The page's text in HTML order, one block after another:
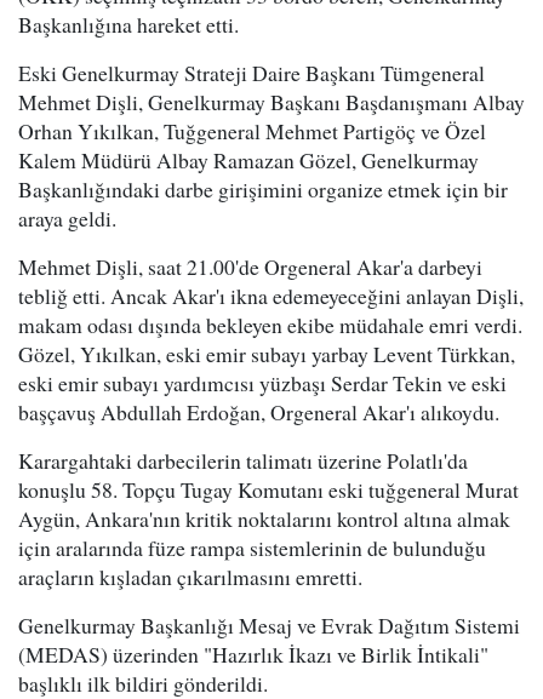
Başkanlığına hareket etti.
Eski Genelkurmay Strateji Daire Başkanı Tümgeneral
Mehmet Dişli, Genelkurmay Başkanı Başdanışmanı Albay
Orhan Yıkılkan, Tuğgeneral Mehmet Partigöç ve Özel
Kalem Müdürü Albay Ramazan Gözel, Genelkurmay
Başkanlığındaki darbe girişimini organize etmek için bir
araya geldi.
Mehmet Dişli, saat 21.00'de Orgeneral Akar'a darbeyi
tebliğ etti. Ancak Akar'ı ikna edemeyeceğini anlayan Dişli,
makam odası dışında bekleyen ekibe müdahale emri verdi.
Gözel, Yıkılkan, eski emir subayı yarbay Levent Türkkan,
eski emir subayı yardımcısı yüzbaşı Serdar Tekin ve eski
başçavuş Abdullah Erdoğan, Orgeneral Akar'ı alıkoydu.
Karargahtaki darbecilerin talimatı üzerine Polatlı'da
konuşlu 58. Topçu Tugay Komutanı eski tuğgeneral Murat
Aygün, Ankara'nın kritik noktalarını kontrol altına almak
için aralarında füze rampa sistemlerinin de bulunduğu
araçların kışladan çıkarılmasını emretti.
Genelkurmay Başkanlığı Mesaj ve Evrak Dağıtım Sistemi
(MEDAS) üzerinden "Hazırlık İkazı ve Birlik İntikali"
başlıklı ilk bildiri gönderildi.